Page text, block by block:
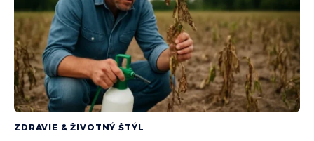
ZDRAVIE & ŽIVOTNÝ ŠTÝL